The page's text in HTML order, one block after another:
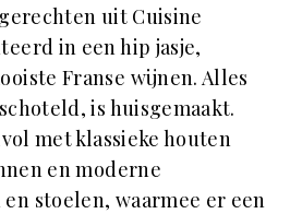
uit Cuisine
in een hip jasje,
Franse wijnen. Alles
is huisgemaakt.
met klassieke houten
en moderne
stoelen, waarmee er een